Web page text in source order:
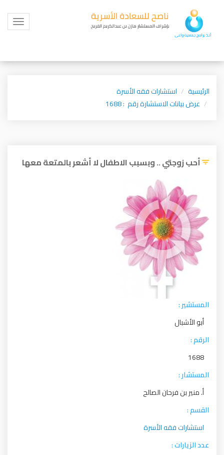
Toggle
الرئيسية
استشارات فقه الأسرة
عرض بيانات الاستشارة رقم : 1688
أحب زوجتي .. وبسبب الاطفال لا أشعر بالمتعة معها
المستشير :
أبو الأشبال
الرقم :
1688
المستشار :
أ. منير بن فرحان الصالح
القسم :
استشارات فقه الأسرة
عدد الزيارات :